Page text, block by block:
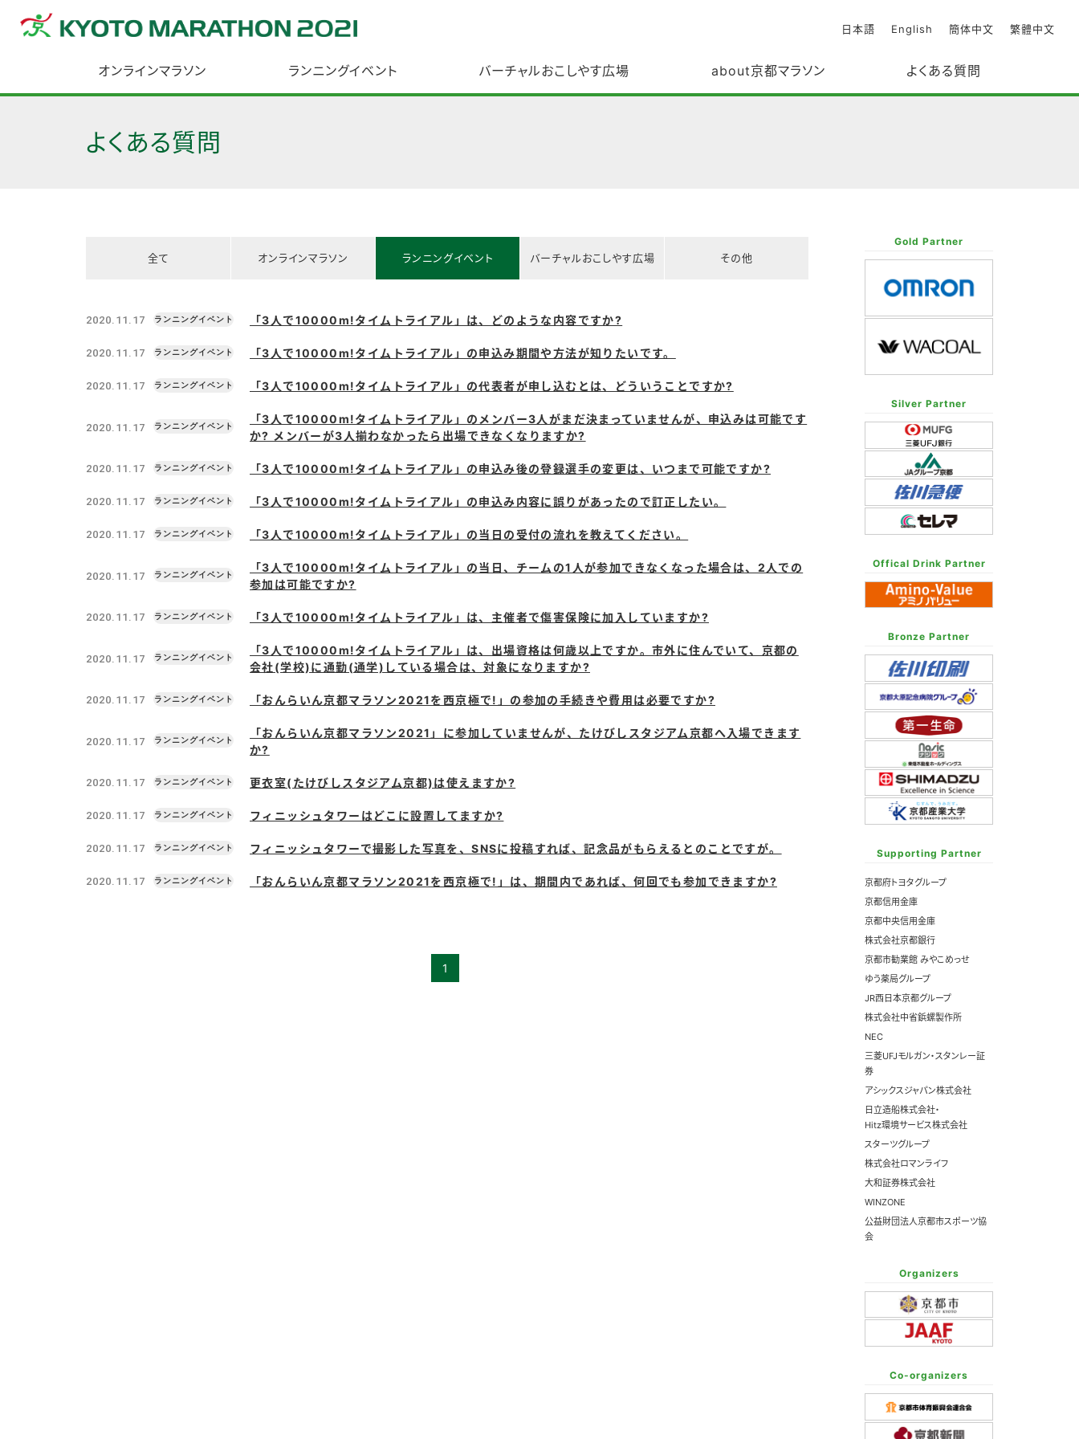
日本語 English 簡体中文 繁體中文
オンラインマラソン ランニングイベント バーチャルおこしやす広場 about京都マラソン よくある質問
よくある質問
全て オンラインマラソン ランニングイベント バーチャルおこしやす広場 その他
2020.11.17 「3人で10000m!タイムトライアル」は、どのような内容ですか?
2020.11.17 「3人で10000m!タイムトライアル」の申込み期間や方法が知りたいです。
2020.11.17 「3人で10000m!タイムトライアル」の代表者が申し込むとは、どういうことですか?
2020.11.17
「3人で10000m!タイムトライアル」のメンバー3人がまだ決まっていませんが、申込みは可能です
か? メンバーが3人揃わなかったら出場できなくなりますか?
2020.11.17 「3人で10000m!タイムトライアル」の申込み後の登録選手の変更は、いつまで可能ですか?
2020.11.17 「3人で10000m!タイムトライアル」の申込み内容に誤りがあったので訂正したい。
2020.11.17 「3人で10000m!タイムトライアル」の当日の受付の流れを教えてください。
2020.11.17
「3人で10000m!タイムトライアル」の当日、チームの1人が参加できなくなった場合は、2人での
参加は可能ですか?
2020.11.17 「3人で10000m!タイムトライアル」は、主催者で傷害保険に加入していますか?
2020.11.17
「3人で10000m!タイムトライアル」は、出場資格は何歳以上ですか。市外に住んでいて、京都の
会社(学校)に通勤(通学)している場合は、対象になりますか?
2020.11.17 「おんらいん京都マラソン2021を西京極で!」の参加の手続きや費用は必要ですか?
2020.11.17
「おんらいん京都マラソン2021」に参加していませんが、たけびしスタジアム京都へ入場できます
か?
2020.11.17 更衣室(たけびしスタジアム京都)は使えますか?
2020.11.17 フィニッシュタワーはどこに設置してますか?
2020.11.17 フィニッシュタワーで撮影した写真を、SNSに投稿すれば、記念品がもらえるとのことですが。
2020.11.17 「おんらいん京都マラソン2021を西京極で!」は、期間内であれば、何回でも参加できますか?
1
Gold Partner
Silver Partner
Offical Drink Partner
Bronze Partner
Supporting Partner
京都府トヨタグループ
京都信用金庫
京都中央信用金庫
株式会社京都銀行
京都市勧業館 みやこめっせ
ゆう薬局グループ
JR西日本京都グループ
株式会社中省鋲螺製作所
NEC
三菱UFJモルガン・スタンレー証
券
アシックスジャパン株式会社
日立造船株式会社・
Hitz環境サービス株式会社
スターツグループ
株式会社ロマンライフ
大和証券株式会社
WINZONE
公益財団法人京都市スポーツ協
会
Organizers
Co-organizers